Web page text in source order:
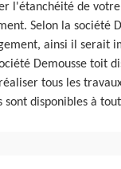
l'étanchéité de
Selon la société
ainsi il serait
Demousse toit
tous les
disponibles à